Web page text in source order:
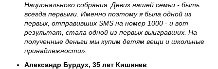
Национального собрания. Девиз нашей семьи - быть
всегда первыми. Именно поэтому я была одной из
первых, отправивших SMS на номер 1000 - и вот
результат, стала одной из первых выигравших. На
полученные деньги мы купим детям вещи и школьные
принадлежности».
Александр Бурдух, 35 лет Кишинев